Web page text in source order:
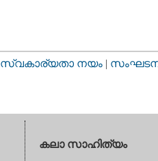
സ്വകാര്യതാ നയം |
കലാ സാഹിത്യം